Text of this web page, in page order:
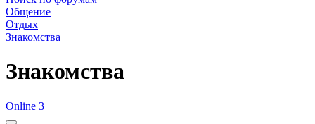
Общение
Отдых
Знакомства
Знакомства
Online 3